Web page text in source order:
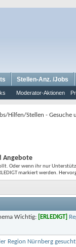
Moderator-Aktionen
Stellen-Anz. /Jobs
Hilfen/Stellen - Gesuche
Angebote
Oder wenn ihr nur
markiert werden.
Wichtig: [ERLEDIGT]
Region Nürnberg